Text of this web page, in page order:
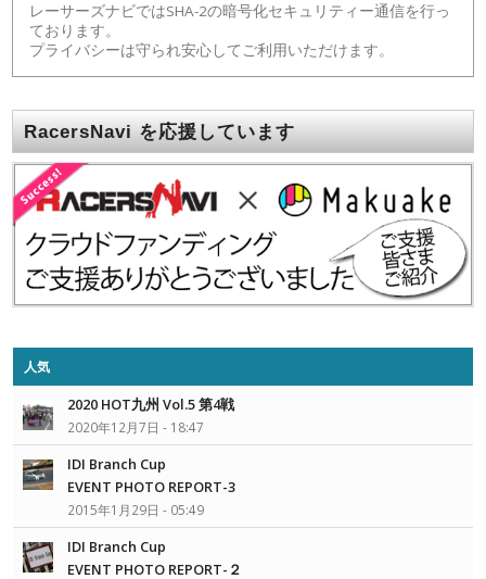
レーサーズナビではSHA-2の暗号化セキュリティー通信を行っ
ております。
プライバシーは守られ安心してご利用いただけます。
RacersNavi を応援しています
人気
2020 HOT九州 Vol.5 第4戦
2020年12月7日 - 18:47
IDI Branch Cup
EVENT PHOTO REPORT-3
2015年1月29日 - 05:49
IDI Branch Cup
EVENT PHOTO REPORT-２